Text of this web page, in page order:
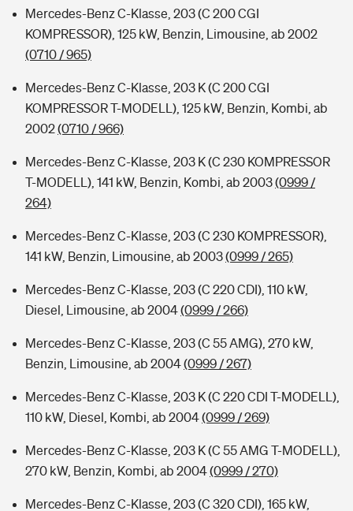
Mercedes-Benz C-Klasse, 203 (C 200 CGI
KOMPRESSOR), 125 kW, Benzin, Limousine, ab 2002
(0710 / 965)
Mercedes-Benz C-Klasse, 203 K (C 200 CGI
KOMPRESSOR T-MODELL), 125 kW, Benzin, Kombi, ab
2002(0710 / 966)
Mercedes-Benz C-Klasse, 203 K (C 230 KOMPRESSOR
T-MODELL), 141 kW, Benzin, Kombi, ab 2003(0999 /
264)
Mercedes-Benz C-Klasse, 203 (C 230 KOMPRESSOR),
141 kW, Benzin, Limousine, ab 2003(0999 / 265)
Mercedes-Benz C-Klasse, 203 (C 220 CDI), 110 kW,
Diesel, Limousine, ab 2004(0999 / 266)
Mercedes-Benz C-Klasse, 203 (C 55 AMG), 270 kW,
Benzin, Limousine, ab 2004(0999 / 267)
Mercedes-Benz C-Klasse, 203 K (C 220 CDI T-MODELL),
110 kW, Diesel, Kombi, ab 2004(0999 / 269)
Mercedes-Benz C-Klasse, 203 K (C 55 AMG T-MODELL),
270 kW, Benzin, Kombi, ab 2004(0999 / 270)
Mercedes-Benz C-Klasse, 203 (C 320 CDI), 165 kW,